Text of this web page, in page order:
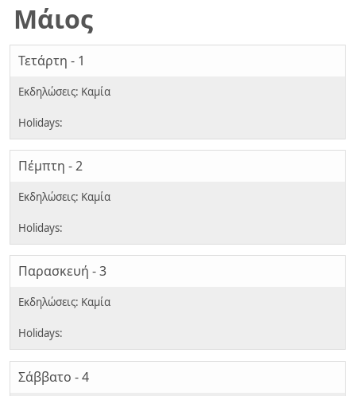
Μάιος
Τετάρτη - 1
Πέμπτη - 2
Παρασκευή - 3
Σάββατο - 4